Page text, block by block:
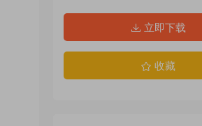
立即下载
收藏